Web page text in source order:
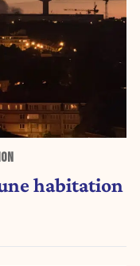
habitation